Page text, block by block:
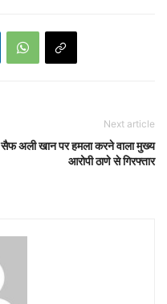
Next article
सैफ अली खान पर हमला करने वाला मुख्य
आरोपी ठाणे से गिरफ्तार